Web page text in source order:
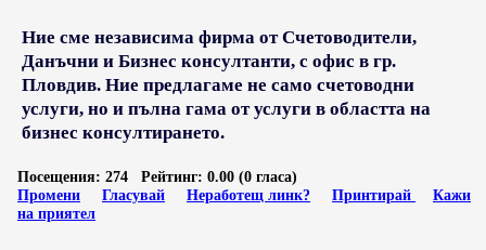
Ние сме независима фирма от Счетоводители,
Данъчни и Бизнес консултанти, с офис в гр.
Пловдив. Ние предлагаме не само счетоводни
услуги, но и пълна гама от услуги в областта на
бизнес консултирането.
Посещения: 274 Рейтинг: 0.00 (0 гласа)
Промени
Гласувай Неработещ линк? Принтирай
Кажи
на приятел